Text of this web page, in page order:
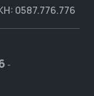
0587.776.776
-